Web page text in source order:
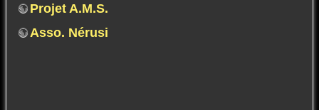
Projet A.M.S.
Asso. Nérusi